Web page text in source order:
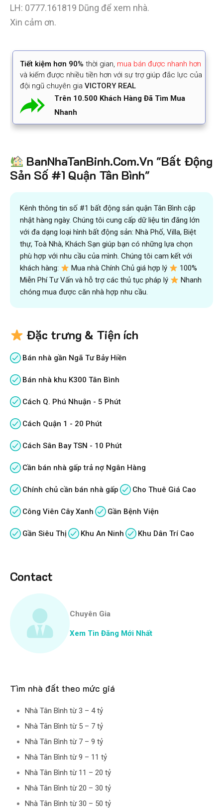
LH: 0777.161819 Dũng để xem nhà.
Xin cảm ơn.
Tiết kiệm hơn 90% thời gian, mua bán được nhanh hơn
và kiếm được nhiều tiền hơn với sự trợ giúp đắc lực của
đội ngũ chuyên gia VICTORY REAL
Trên 10.500 Khách Hàng Đã Tìm Mua
Nhanh
BanNhaTanBinh.Com.Vn "Bất Động
Sản Số #1 Quận Tân Bình"
Kênh thông tin số #1 bất động sản quận Tân Bình cập
nhật hàng ngày. Chúng tôi cung cấp dữ liệu tin đăng lớn
với đa dạng loại hình bất động sản: Nhà Phố, Villa, Biệt
thự, Toà Nhà, Khách Sạn giúp bạn có những lựa chọn
phù hợp với nhu cầu của mình. Chúng tôi cam kết với
khách hàng:
Mua nhà Chính Chủ giá hợp lý
100%
Miễn Phí Tư Vấn và hỗ trợ các thủ tục pháp lý
Nhanh
chóng mua được căn nhà hợp nhu cầu.
Đặc trưng & Tiện ích
Bán nhà gần Ngã Tư Bảy Hiền
Bán nhà khu K300 Tân Bình
Cách Q. Phú Nhuận - 5 Phút
Cách Quận 1 - 20 Phút
Cách Sân Bay TSN - 10 Phút
Cần bán nhà gấp trả nợ Ngân Hàng
Chính chủ cần bán nhà gấp Cho Thuê Giá Cao
Công Viên Cây Xanh Gần Bệnh Viện
Gần Siêu Thị Khu An Ninh Khu Dân Trí Cao
Contact
Chuyên Gia
Xem Tin Đăng Mới Nhất
Tìm nhà đất theo mức giá
Nhà Tân Bình từ 3 – 4 tỷ
Nhà Tân Bình từ 5 – 7 tỷ
Nhà Tân Bình từ 7 – 9 tỷ
Nhà Tân Bình từ 9 – 11 tỷ
Nhà Tân Bình từ 11 – 20 tỷ
Nhà Tân Bình từ 20 – 30 tỷ
Nhà Tân Bình từ 30 – 50 tỷ